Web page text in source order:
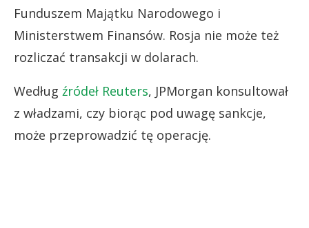
Funduszem Majątku Narodowego i
Ministerstwem Finansów. Rosja nie może też
rozliczać transakcji w dolarach.
Według źródeł Reuters, JPMorgan konsultował
z władzami, czy biorąc pod uwagę sankcje,
może przeprowadzić tę operację.